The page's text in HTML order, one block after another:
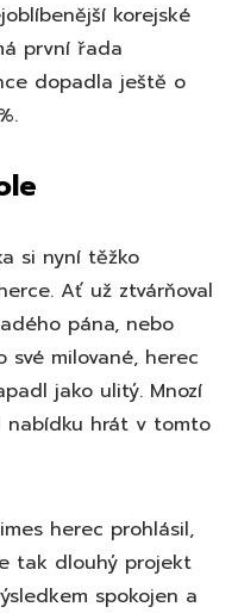
korejské
první řada
dopadla ještě o
si nyní těžko
Ať už ztvárňoval
pána, nebo
své milované, herec
jako ulitý. Mnozí
nabídku hrát v tomto
herec prohlásil,
tak dlouhý projekt
spokojen a